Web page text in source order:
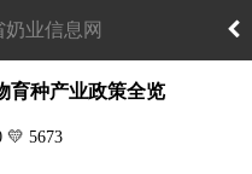
奶业信息网
育种产业政策全览
💛 5673